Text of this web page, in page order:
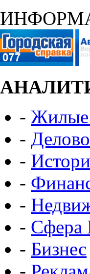
- Жилые
-
-
-
-
- Сфера
- Бизнес